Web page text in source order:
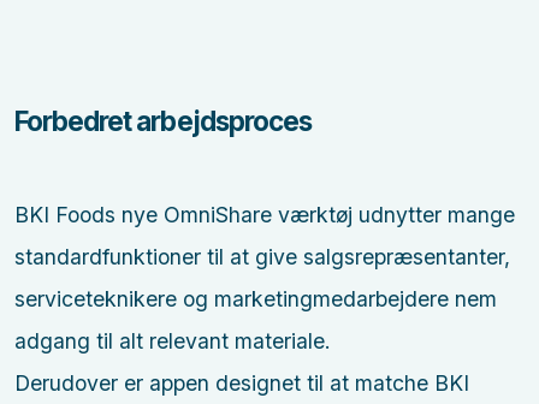
Forbedret arbejdsproces
BKI Foods nye OmniShare værktøj udnytter mange
standardfunktioner til at give salgsrepræsentanter,
serviceteknikere og marketingmedarbejdere nem
adgang til alt relevant materiale.
Derudover er appen designet til at matche BKI